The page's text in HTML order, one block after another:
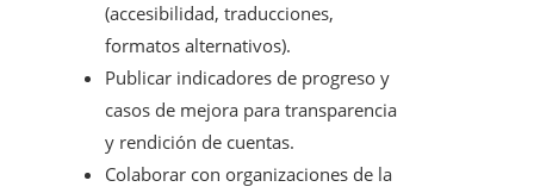
(accesibilidad, traducciones,
formatos alternativos).
Publicar indicadores de progreso y
casos de mejora para transparencia
y rendición de cuentas.
Colaborar con organizaciones de la